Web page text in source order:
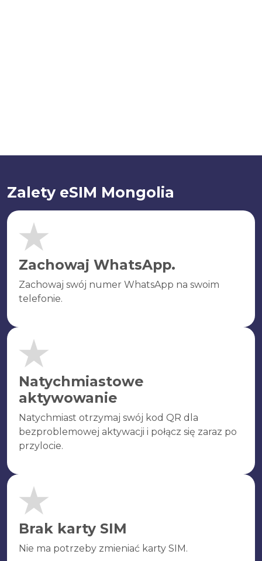
Zalety eSIM Mongolia
Zachowaj WhatsApp.
Zachowaj swój numer WhatsApp na swoim
telefonie.
Natychmiastowe
aktywowanie
Natychmiast otrzymaj swój kod QR dla
bezproblemowej aktywacji i połącz się zaraz po
przylocie.
Brak karty SIM
Nie ma potrzeby zmieniać karty SIM.